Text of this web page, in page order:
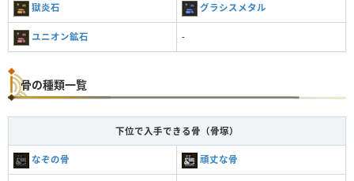
獄炎石 グラシスメタル
ユニオン鉱石 -
骨の種類一覧
下位で入手できる骨（骨塚）
なぞの骨 頑丈な骨